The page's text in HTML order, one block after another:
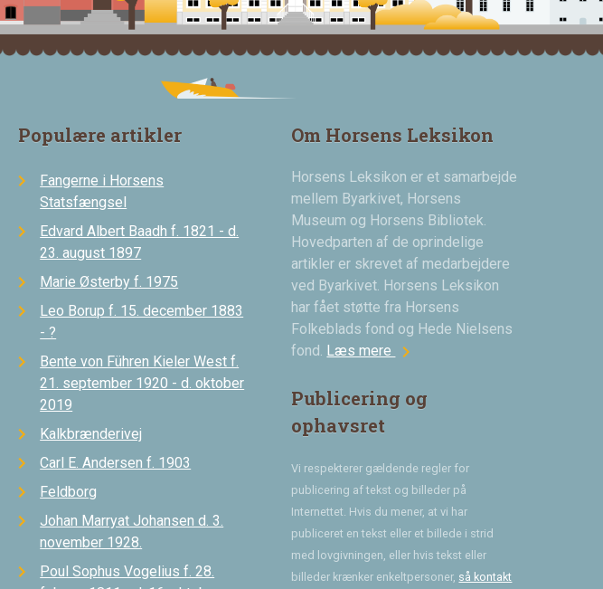
Populære artikler
Fangerne i Horsens
Statsfængsel
Edvard Albert Baadh f. 1821 - d.
23. august 1897
Marie Østerby f. 1975
Leo Borup f. 15. december 1883
- ?
Bente von Führen Kieler West f.
21. september 1920 - d. oktober
2019
Kalkbrænderivej
Carl E. Andersen f. 1903
Feldborg
Johan Marryat Johansen d. 3.
november 1928.
Poul Sophus Vogelius f. 28.
Om Horsens Leksikon
Horsens Leksikon er et samarbejde
mellem Byarkivet, Horsens
Museum og Horsens Bibliotek.
Hovedparten af de oprindelige
artikler er skrevet af medarbejdere
ved Byarkivet. Horsens Leksikon
har fået støtte fra Horsens
Folkeblads fond og Hede Nielsens
fond. Læs mere chevron_right
Publicering og
ophavsret
Vi respekterer gældende regler for
publicering af tekst og billeder på
Internettet. Hvis du mener, at vi har
publiceret en tekst eller et billede i strid
med lovgivningen, eller hvis tekst eller
billeder krænker enkeltpersoner, så kontakt